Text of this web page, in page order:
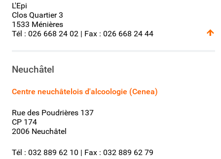
L'Epi
Clos Quartier 3
1533 Ménières
Tél : 026 668 24 02 | Fax : 026 668 24 44
Neuchâtel
Centre neuchâtelois d'alcoologie (Cenea)
Rue des Poudrières 137
CP 174
2006 Neuchâtel
Tél : 032 889 62 10 | Fax : 032 889 62 79